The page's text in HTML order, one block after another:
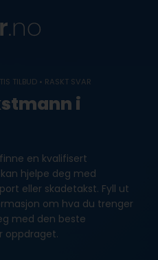
TILBUD • RASKT SVAR
i
en kvalifisert
hjelpe deg med
eller skadetakst. Fyll ut
om hva du trenger
med den beste
oppdraget.